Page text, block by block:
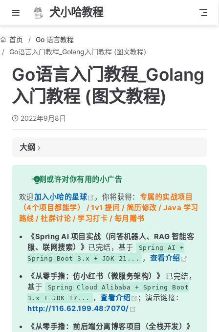
犬小哈教程
首页
Go 语言教程
Go语言入门教程_Golang入门教程 (图文教程)
Go语言入门教程_Golang
入门教程 (图文教程)
2022年9月8日
大纲
一、什么是 Go 语言？
二、Go 语言特性
三、Go 语言有多火 ?
四、Go 语言教程目录
Go 语言入门
搭建 Go 语言环境
Go 语言容器
Go 语言流程控制
一则或许对你有用的小广告
欢迎加入小哈的星球 ，你将获得： 专属的实战项目
（4个项目都能学） / 1v1 提问 / 简历修改 / Java 学习
路线 / 社群讨论 / 学习打卡 / 每月赠书
《Spring AI 项目实战（问答机器人、RAG 智能客
服、联网搜索）》 已完结，基于
Spring AI +
Spring Boot 3.x + JDK 21...
， 查看介绍
《从零手撸：仿小红书（微服务架构）》
已完结，
基于
Spring Cloud Alibaba + Spring Boot
3.x + JDK 17...
，查看介绍
；演示链接：
http://116.62.199.48:7070/
《从零手撸：前后端分离博客项目（全栈开发）》